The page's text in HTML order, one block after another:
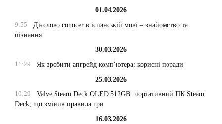
01.04.2026
9:55
Дієслово conocer в іспанській мові – знайомство та
пізнання
30.03.2026
11:29
Як зробити апгрейд комп’ютера: корисні поради
25.03.2026
10:29
Valve Steam Deck OLED 512GB: портативний ПК Steam
Deck, що змінив правила гри
16.03.2026